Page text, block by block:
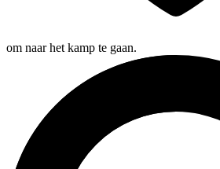
om naar het kamp te gaan.